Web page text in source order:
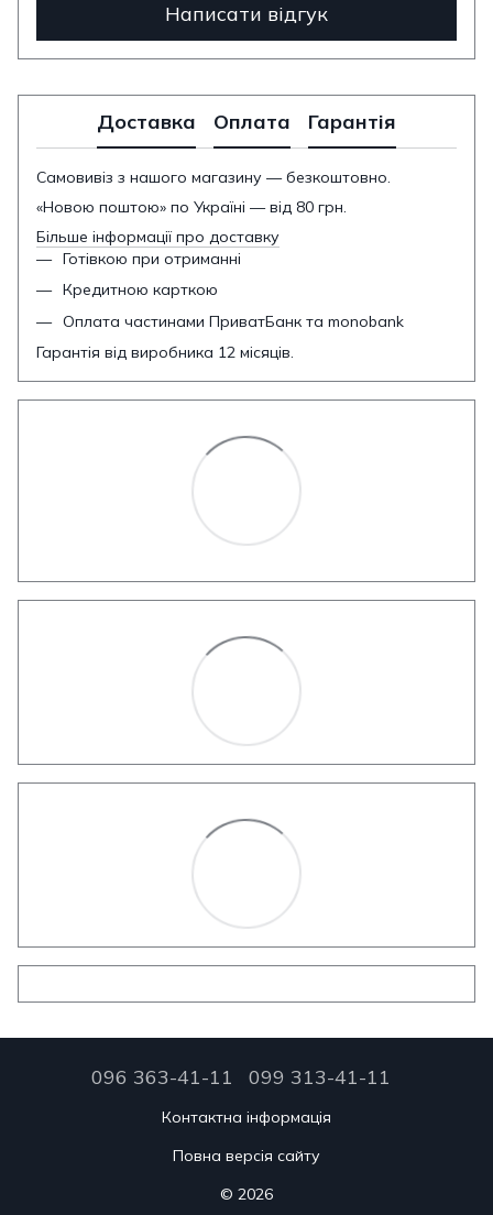
Написати відгук
Доставка Оплата Гарантія
Самовивіз з нашого магазину — безкоштовно.
«Новою поштою» по Україні — від 80 грн.
Більше інформації про доставку
Готівкою при отриманні
Кредитною карткою
Оплата частинами ПриватБанк та monobank
Гарантія від виробника 12 місяців.
096 363-41-11 099 313-41-11
Контактна інформація
Повна версія сайту
© 2026